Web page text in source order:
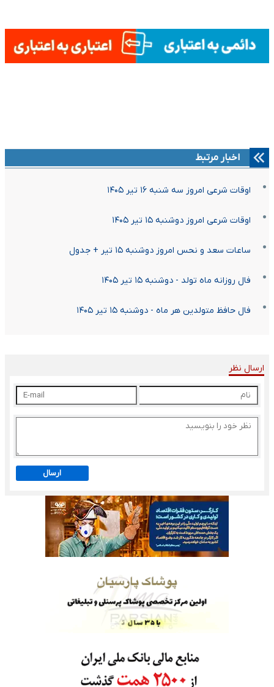
اخبار مرتبط
اوقات شرعی امروز سه شنبه ۱۶ تیر ۱۴۰۵
اوقات شرعی امروز دوشنبه ۱۵ تیر ۱۴۰۵
ساعات سعد و نحس امروز دوشنبه ۱۵ تیر + جدول
فال روزانه ماه تولد - دوشنبه ۱۵ تیر ۱۴۰۵
فال حافظ متولدین هر ماه - دوشنبه ۱۵ تیر ۱۴۰۵
ارسال نظر
ارسال